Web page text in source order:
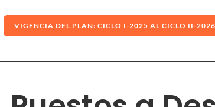
VIGENCIA DEL PLAN: CICLO I-2025 AL CICLO II-2026